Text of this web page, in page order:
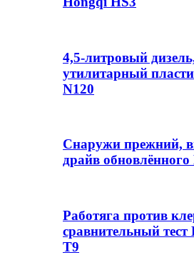
4,5-литровый
утилитарный
N120
Снаружи прежний,
драйв
Работяга против
сравнительный
T9